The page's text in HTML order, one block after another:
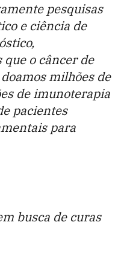
pesquisas
e ciência de
o câncer de
milhões de
de imunoterapia
pacientes
para
busca de curas